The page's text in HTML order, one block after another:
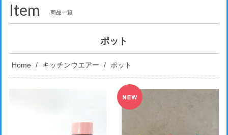
Item 商品一覧
ポット
Home キッチンウエアー ポット